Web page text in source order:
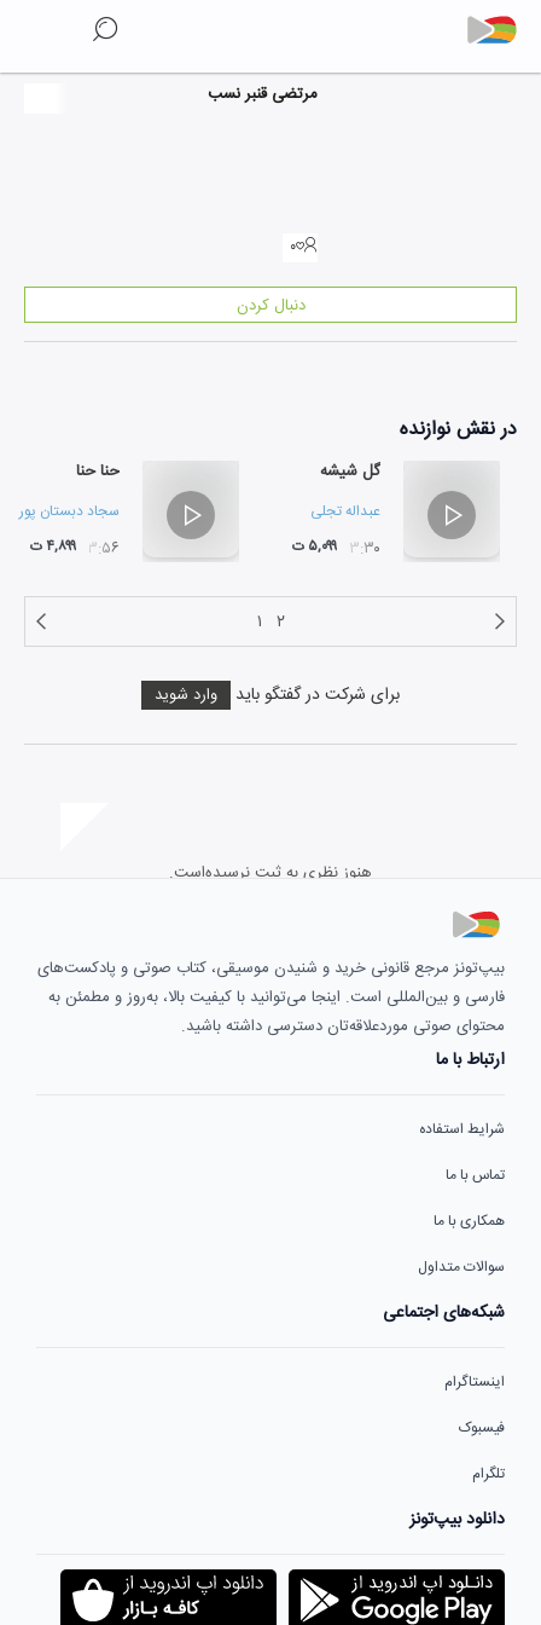
مرتضی قنبر نسب
۰
دنبال کردن
در نقشنوازنده
گل شیشه
عبداله تجلی
۰۳:۳۰ ۵,۰۹۹ ت
حنا حنا
سجاد دبستان پور
۰۳:۵۶ ۴,۸۹۹ ت
۱ ۲
برای شرکت در گفتگو باید وارد شوید
هنوز نظری به ثبت نرسیده‌است.
بیپ‌تونز مرجع قانونی خرید و شنیدن موسیقی، کتاب صوتی و پادکست‌های
فارسی و بین‌المللی است. اینجا می‌توانید با کیفیت بالا، به‌روز و مطمئن به
محتوای صوتی موردعلاقه‌تان دسترسی داشته باشید.
ارتباط با ما
شرایط استفاده
تماس با ما
همکاری با ما
سوالات متداول
شبکه‌های اجتماعی
اینستاگرام
فیسبوک
تلگرام
دانلود بیپ‌تونز